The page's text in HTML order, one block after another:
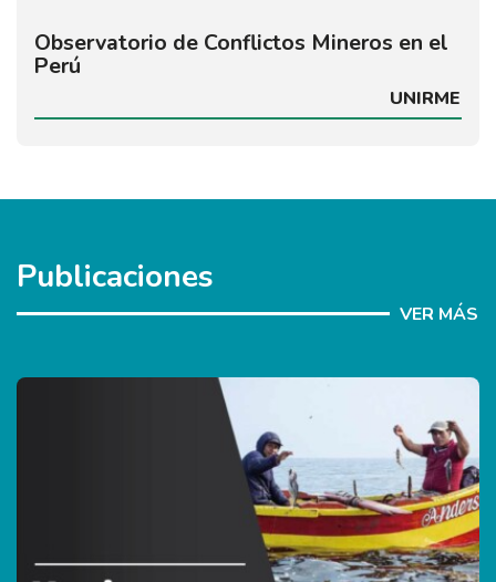
Observatorio de Conflictos Mineros en el
Perú
UNIRME
Publicaciones
VER MÁS